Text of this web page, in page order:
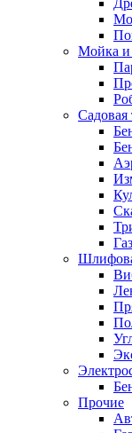
Мойка и
Садовая
Прочие